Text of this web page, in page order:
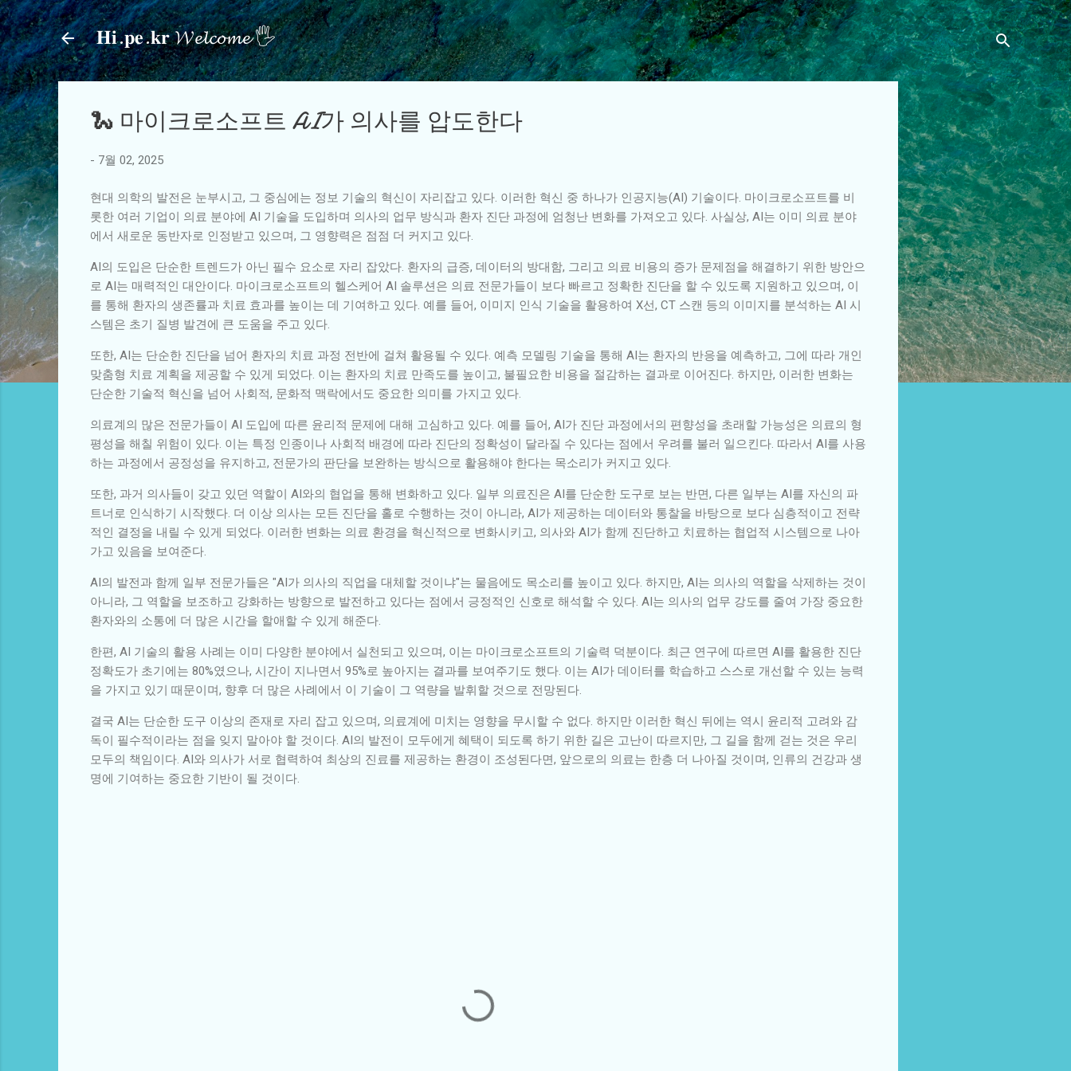
기본 콘텐츠로 건너뛰기
𝐇𝐢.𝐩𝐞.𝐤𝐫 𝓦𝓮𝓵𝓬𝓸𝓶𝓮 🖐
🐍 마이크로소프트 AI가 의사를 압도한다
- 7월 02, 2025
현대 의학의 발전은 눈부시고, 그 중심에는 정보 기술의 혁신이 자리잡고 있다. 이러한 혁신 중 하나가 인공지능(AI) 기술이다. 마이크로소프트를 비
롯한 여러 기업이 의료 분야에 AI 기술을 도입하며 의사의 업무 방식과 환자 진단 과정에 엄청난 변화를 가져오고 있다. 사실상, AI는 이미 의료 분야
에서 새로운 동반자로 인정받고 있으며, 그 영향력은 점점 더 커지고 있다.
AI의 도입은 단순한 트렌드가 아닌 필수 요소로 자리 잡았다. 환자의 급증, 데이터의 방대함, 그리고 의료 비용의 증가 문제점을 해결하기 위한 방안으
로 AI는 매력적인 대안이다. 마이크로소프트의 헬스케어 AI 솔루션은 의료 전문가들이 보다 빠르고 정확한 진단을 할 수 있도록 지원하고 있으며, 이
를 통해 환자의 생존률과 치료 효과를 높이는 데 기여하고 있다. 예를 들어, 이미지 인식 기술을 활용하여 X선, CT 스캔 등의 이미지를 분석하는 AI 시
스템은 초기 질병 발견에 큰 도움을 주고 있다.
또한, AI는 단순한 진단을 넘어 환자의 치료 과정 전반에 걸쳐 활용될 수 있다. 예측 모델링 기술을 통해 AI는 환자의 반응을 예측하고, 그에 따라 개인
맞춤형 치료 계획을 제공할 수 있게 되었다. 이는 환자의 치료 만족도를 높이고, 불필요한 비용을 절감하는 결과로 이어진다. 하지만, 이러한 변화는
단순한 기술적 혁신을 넘어 사회적, 문화적 맥락에서도 중요한 의미를 가지고 있다.
의료계의 많은 전문가들이 AI 도입에 따른 윤리적 문제에 대해 고심하고 있다. 예를 들어, AI가 진단 과정에서의 편향성을 초래할 가능성은 의료의 형
평성을 해칠 위험이 있다. 이는 특정 인종이나 사회적 배경에 따라 진단의 정확성이 달라질 수 있다는 점에서 우려를 불러 일으킨다. 따라서 AI를 사용
하는 과정에서 공정성을 유지하고, 전문가의 판단을 보완하는 방식으로 활용해야 한다는 목소리가 커지고 있다.
또한, 과거 의사들이 갖고 있던 역할이 AI와의 협업을 통해 변화하고 있다. 일부 의료진은 AI를 단순한 도구로 보는 반면, 다른 일부는 AI를 자신의 파
트너로 인식하기 시작했다. 더 이상 의사는 모든 진단을 홀로 수행하는 것이 아니라, AI가 제공하는 데이터와 통찰을 바탕으로 보다 심층적이고 전략
적인 결정을 내릴 수 있게 되었다. 이러한 변화는 의료 환경을 혁신적으로 변화시키고, 의사와 AI가 함께 진단하고 치료하는 협업적 시스템으로 나아
가고 있음을 보여준다.
AI의 발전과 함께 일부 전문가들은 "AI가 의사의 직업을 대체할 것이냐"는 물음에도 목소리를 높이고 있다. 하지만, AI는 의사의 역할을 삭제하는 것이
아니라, 그 역할을 보조하고 강화하는 방향으로 발전하고 있다는 점에서 긍정적인 신호로 해석할 수 있다. AI는 의사의 업무 강도를 줄여 가장 중요한
환자와의 소통에 더 많은 시간을 할애할 수 있게 해준다.
한편, AI 기술의 활용 사례는 이미 다양한 분야에서 실천되고 있으며, 이는 마이크로소프트의 기술력 덕분이다. 최근 연구에 따르면 AI를 활용한 진단
정확도가 초기에는 80%였으나, 시간이 지나면서 95%로 높아지는 결과를 보여주기도 했다. 이는 AI가 데이터를 학습하고 스스로 개선할 수 있는 능력
을 가지고 있기 때문이며, 향후 더 많은 사례에서 이 기술이 그 역량을 발휘할 것으로 전망된다.
결국 AI는 단순한 도구 이상의 존재로 자리 잡고 있으며, 의료계에 미치는 영향을 무시할 수 없다. 하지만 이러한 혁신 뒤에는 역시 윤리적 고려와 감
독이 필수적이라는 점을 잊지 말아야 할 것이다. AI의 발전이 모두에게 혜택이 되도록 하기 위한 길은 고난이 따르지만, 그 길을 함께 걷는 것은 우리
모두의 책임이다. AI와 의사가 서로 협력하여 최상의 진료를 제공하는 환경이 조성된다면, 앞으로의 의료는 한층 더 나아질 것이며, 인류의 건강과 생
명에 기여하는 중요한 기반이 될 것이다.